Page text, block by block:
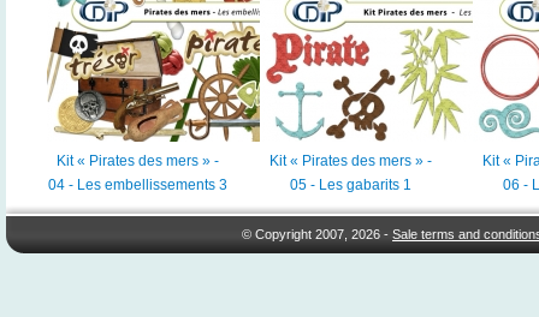
Kit « Pirates des mers » -
04 - Les embellissements 3
Kit « Pirates des mers » -
05 - Les gabarits 1
Kit «
06 -
© Copyright 2007, 2026 -Sale terms and